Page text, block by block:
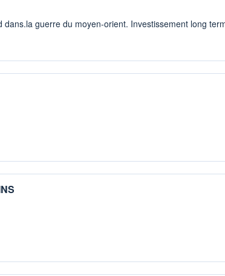
guerre du moyen-orient. Investissement long